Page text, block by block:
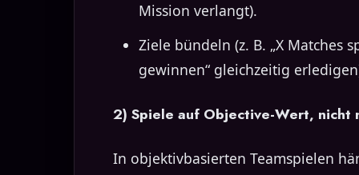
Mission verlangt).
Ziele bündeln (z. B. „X Matches
gewinnen“ gleichzeitig
2) Spiele auf Objective-Wert, nicht
In objektivbasierten Teamspielen